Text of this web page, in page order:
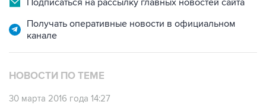
Подписаться на рассылку главных новостей сайта
Получать оперативные новости в официальном
канале
НОВОСТИ ПО ТЕМЕ
30 марта 2016 года 14:27